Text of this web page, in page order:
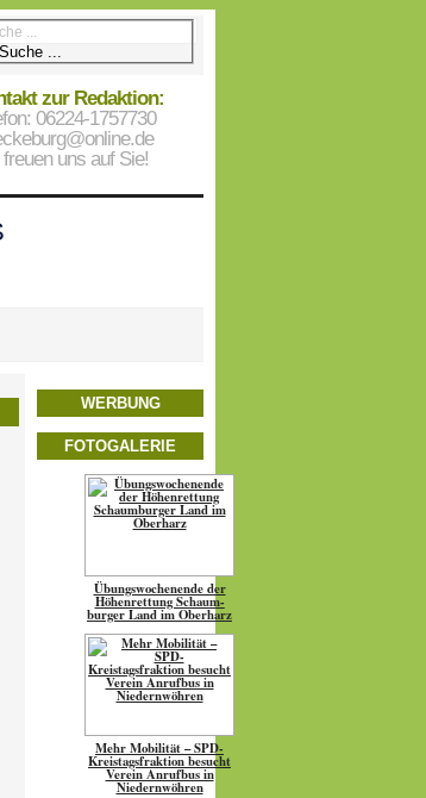
zur Redaktion:
06224-1757730
uns auf Sie!
WERBUNG
FOTOGALERIE
Übungs­wo­chen­ende der
Höhen­ret­tung Schaum­
burger Land im Oberharz
Mehr Mobilität – SPD-
Kreistagsfraktion besucht
Verein Anrufbus in
Niedernwöhren